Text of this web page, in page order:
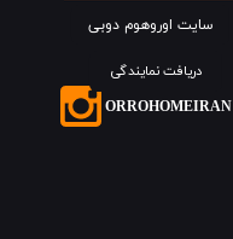
سایت اوروهوم دوبی
دریافت نمایندگی
​​​ORROHOMEIRAN